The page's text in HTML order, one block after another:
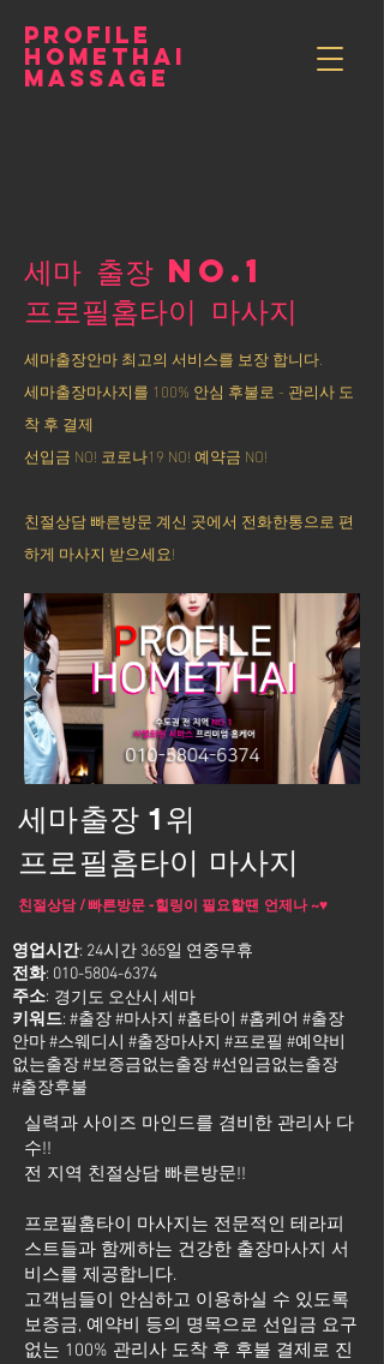
PROFILE
HOMETHAI
MASSAGE
세마 출장 NO.1
​프로필홈타이 마사지
세마출장안마 최고의 서비스를 보장 합니다.
세마출장마사지를 100% 안심 후불로 - 관리사 도
착 후 결제
선입금 NO! 코로나19 NO! 예약금 NO!
친절상담 빠른방문 계신 곳에서 전화한통으로 편
하게 마사지 받으세요!
세마출장 1위
프로필홈타이 마사지
친절상담 / 빠른방문 -힐링이 필요할땐 언제나 ~♥
영업시간: 24시간 365일 연중무휴
전화: 010-5804-6374
주소:
키워드: #출장 #마사지 #홈타이 #홈케어 #출장
안마 #스웨디시 #출장마사지 #프로필 #예약비
없는출장 #보증금없는출장 #선입금없는출장
#출장후불
경기도 오산시 세마
실력과 사이즈 마인드를 겸비한 관리사 다
수!!
전 지역 친절상담 빠른방문!!
프로필홈타이 마사지는 전문적인 테라피
스트들과 함께하는 건강한 출장마사지 서
비스를 제공합니다.
고객님들이 안심하고 이용하실 수 있도록
보증금, 예약비 등의 명목으로 선입금 요구
없는 100% 관리사 도착 후 후불 결제로 진